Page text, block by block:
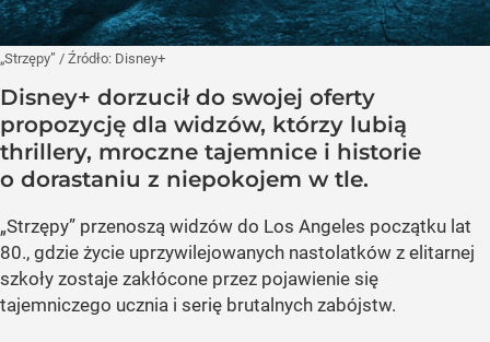
„Strzępy” / Źródło: Disney+
Disney+ dorzucił do swojej oferty
propozycję dla widzów, którzy lubią
thrillery, mroczne tajemnice i historie
o dorastaniu z niepokojem w tle.
„Strzępy” przenoszą widzów do Los Angeles początku lat
80., gdzie życie uprzywilejowanych nastolatków z elitarnej
szkoły zostaje zakłócone przez pojawienie się
tajemniczego ucznia i serię brutalnych zabójstw.